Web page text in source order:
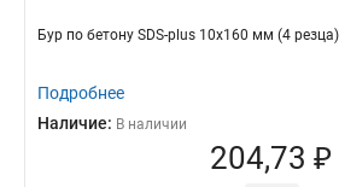
Бур по бетону SDS-plus 10х160 мм (4
Подробнее
Наличие: В наличии
204,73 ₽